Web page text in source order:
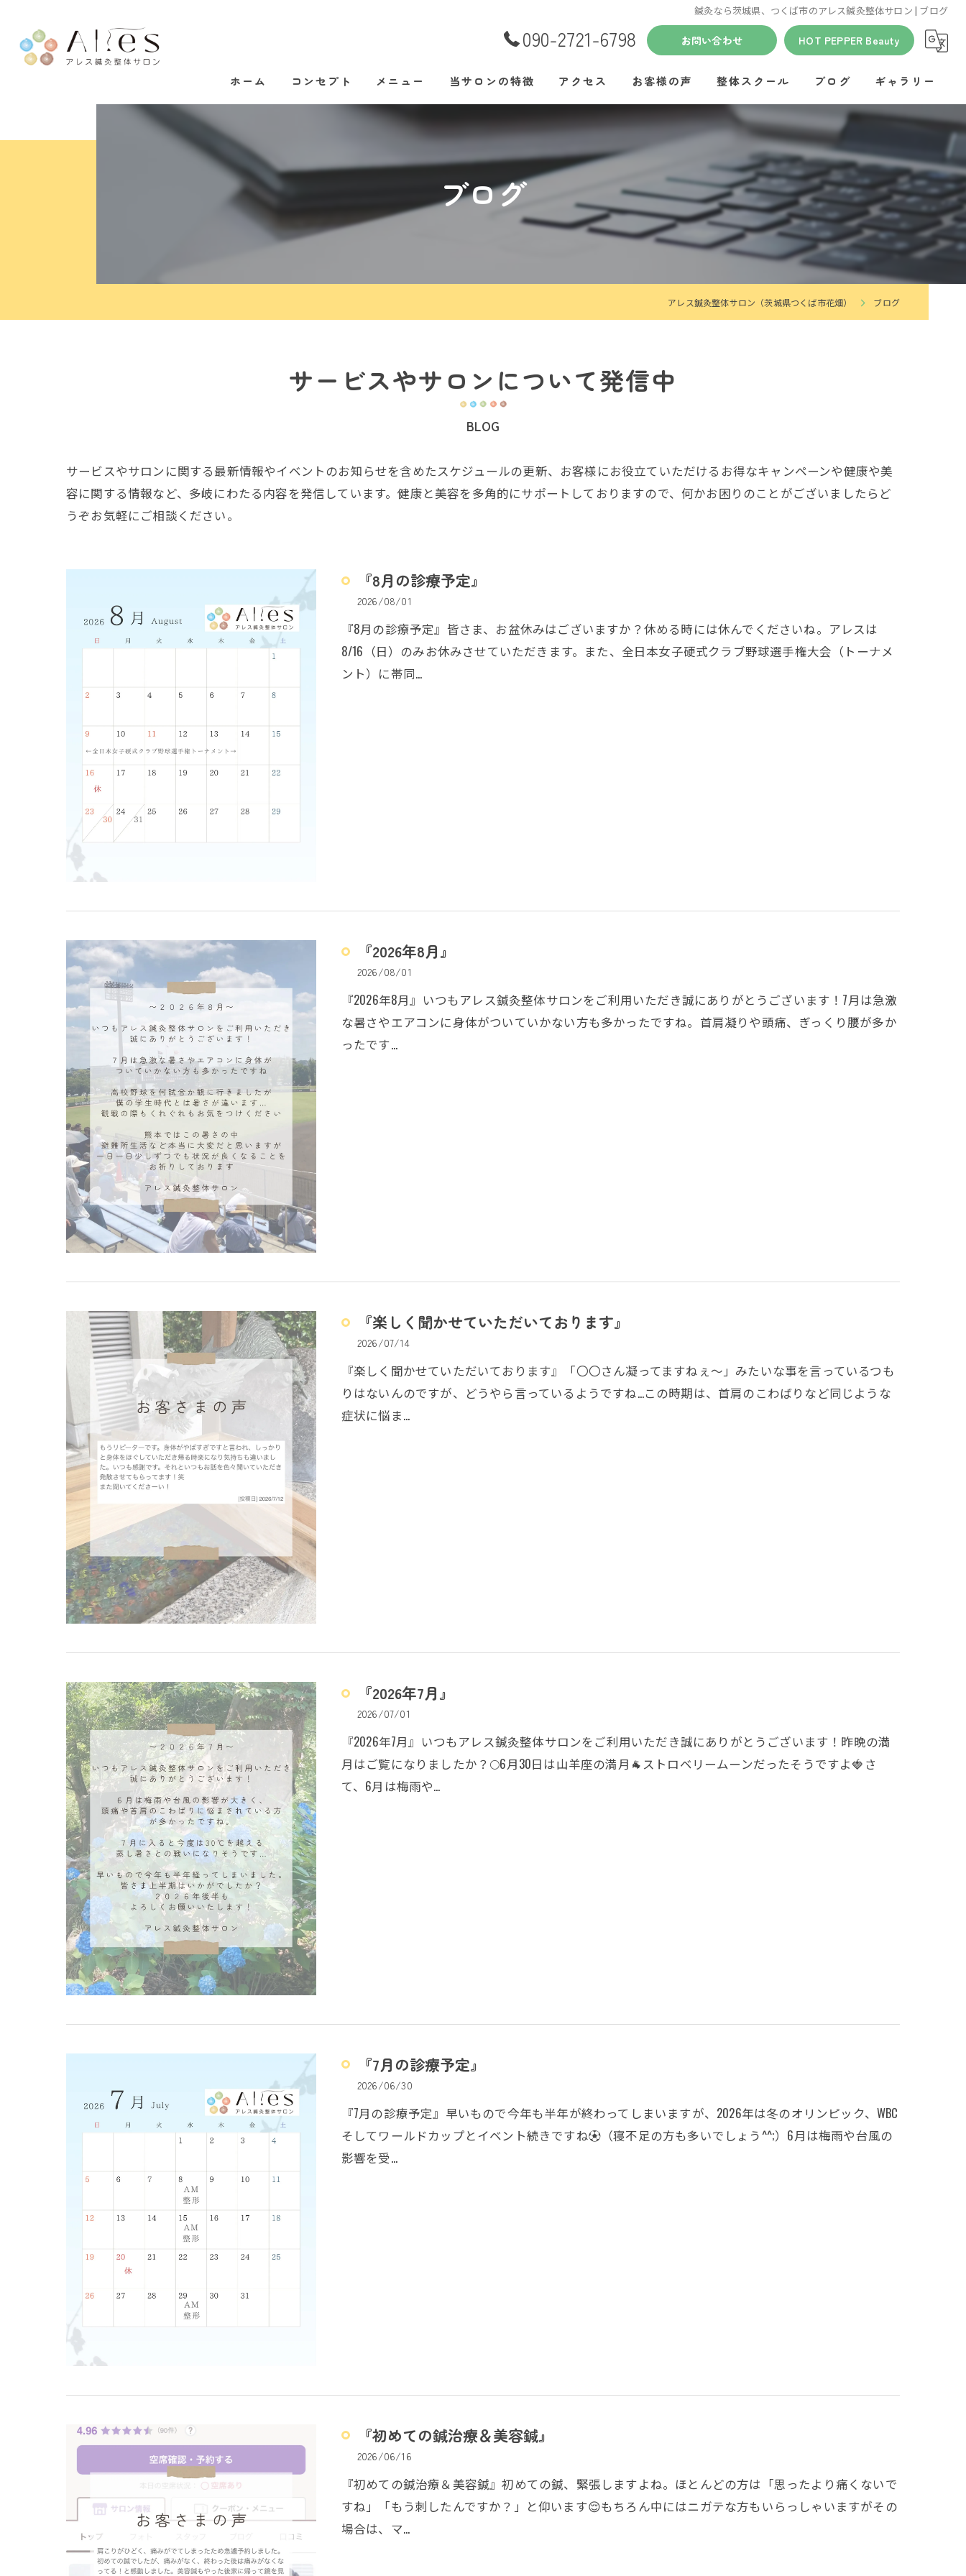
鍼灸なら茨城県、つくば市のアレス鍼灸整体サロン | ブログ
090-2721-6798 お問い合わせ HOT PEPPER Beauty
ホーム コンセプト メニュー 当サロンの特徴
腰痛
肩こり
美容鍼
アクセス お客様の声 整体スクール ブログ ギャラリー
ブログ
アレス鍼灸整体サロン（茨城県つくば市花畑） ブログ
サービスやサロンについて発信中
BLOG
サービスやサロンに関する最新情報やイベントのお知らせを含めたスケジュールの更新、お客様にお役立ていただけるお得なキャンペーンや健康や美
容に関する情報など、多岐にわたる内容を発信しています。健康と美容を多角的にサポートしておりますので、何かお困りのことがございましたらど
うぞお気軽にご相談ください。
『8月の診療予定』
2026/08/01
『8月の診療予定』皆さま、お盆休みはございますか？休める時には休んでくださいね。アレスは
8/16（日）のみお休みさせていただきます。また、全日本女子硬式クラブ野球選手権大会（トーナメ
ント）に帯同…
『2026年8月』
2026/08/01
『2026年8月』いつもアレス鍼灸整体サロンをご利用いただき誠にありがとうございます！7月は急激
な暑さやエアコンに身体がついていかない方も多かったですね。首肩凝りや頭痛、ぎっくり腰が多か
ったです…
『楽しく聞かせていただいております』
2026/07/14
『楽しく聞かせていただいております』「〇〇さん凝ってますねぇ〜」みたいな事を言っているつも
りはないんのですが、どうやら言っているようですね…この時期は、首肩のこわばりなど同じような
症状に悩ま…
『2026年7月』
2026/07/01
『2026年7月』いつもアレス鍼灸整体サロンをご利用いただき誠にありがとうございます！昨晩の満
月はご覧になりましたか？🌕6月30日は山羊座の満月🐐ストロベリームーンだったそうですよ🍓さ
て、6月は梅雨や…
『7月の診療予定』
2026/06/30
『7月の診療予定』早いもので今年も半年が終わってしまいますが、2026年は冬のオリンピック、WBC
そしてワールドカップとイベント続きですね⚽️（寝不足の方も多いでしょう^^;）6月は梅雨や台風の
影響を受…
『初めての鍼治療＆美容鍼』
2026/06/16
『初めての鍼治療＆美容鍼』初めての鍼、緊張しますよね。ほとんどの方は「思ったより痛くないで
すね」「もう刺したんですか？」と仰います😌もちろん中にはニガテな方もいらっしゃいますがその
場合は、マ…